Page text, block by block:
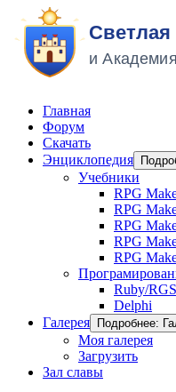
Главная
Форум
Скачать
Энциклопедия
Учебники
RPG
RPG
RPG
RPG
RPG
Ruby/
Delphi
Галерея
Подробнее:
Моя галерея
Загрузить
Зал славы